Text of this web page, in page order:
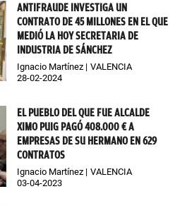
ANTIFRAUDE INVESTIGA UN
CONTRATO DE 45 MILLONES EN EL QUE
MEDIÓ LA HOY SECRETARIA DE
INDUSTRIA DE SÁNCHEZ
Ignacio Martínez
VALENCIA
28-02-2024
EL PUEBLO DEL QUE FUE ALCALDE
XIMO PUIG PAGÓ 408.000 € A
EMPRESAS DE SU HERMANO EN 629
CONTRATOS
Ignacio Martínez
VALENCIA
03-04-2023